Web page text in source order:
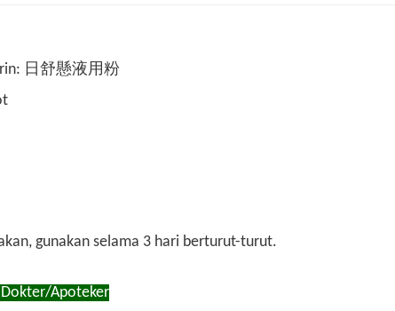
日舒懸液用粉
gunakan selama 3 hari berturut-turut.
Dokter/Apoteker